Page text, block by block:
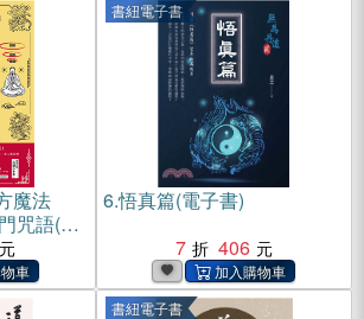
魔法
咒語(電
書紐電子書
6.悟真篇(電子書)
7
406
書紐電子書